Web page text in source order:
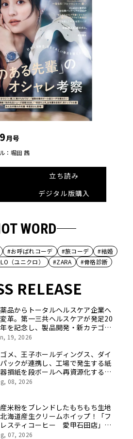
月号
：堀田 茜
立ち読み
デジタル版購入
WORD
#お呼ばれコーデ #旅コーデ
#結婚
（ユニクロ） #ZARA #骨格診断
RELEASE
品からトータルヘルスケア企業へ
革。第一三共ヘルスケアが発足20
を記念し、製品開発・新カテゴリ
の舞台や旧社統合時のエピソード
公開！
19, 2026
メ、王子ホールディングス、ダイ
ックが連携し、工場で発生する紙
損紙を段ボールへ再資源化する実
開始
08, 2026
米粉をブレンドしたもちもち生地
海道産生クリームホイップ！「フ
スティコーヒー 愛甲石田店」に
８月１７日（月）からクレープ販
07, 2026